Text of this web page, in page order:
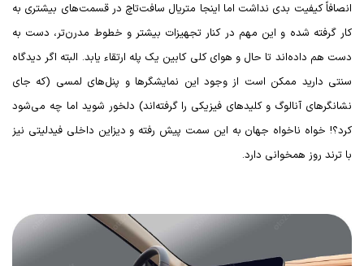
انصافاً کیفیت بدی نداشت اما اینجا متریال سافت‌تاچ در قسمت‌های بیشتری به
کار گرفته شده و این مهم در کنار تجهیزات بیشتر و خطوط مدرن‌تر، دست به
دست هم داده‌اند تا حال و هوای کلی کابین یک پله ارتقاء یابد. البته اگر دیدگاه
سنتی دارید ممکن است از وجود این نمایشگرها و پنل‌های لمسی (که جای
نشانگرهای آنالوگ و کلیدهای فیزیکی را گرفته‌اند) دلخور شوید اما چه می‌شود
کرد؟! خواه ناخواه جهان به این سمت پیش رفته و دیزاین داخلی فیدلیتی نیز
با ترند روز همخوانی دارد.